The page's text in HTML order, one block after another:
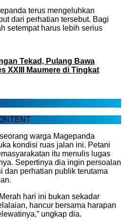
terus mengeluhkan
dari perhatian tersebut. Bagi
setempat harus lebih serius
Tekad, Pulang Bawa
XXIII Maumere di Tingkat
warga Magepanda
kondisi ruas jalan ini. Petani
itu menulis lugas
Sepertinya dia ingin persoalan
dan perhatian publik terutama
hari ini bukan sekadar
hancur bersama harapan
ungkap dia.